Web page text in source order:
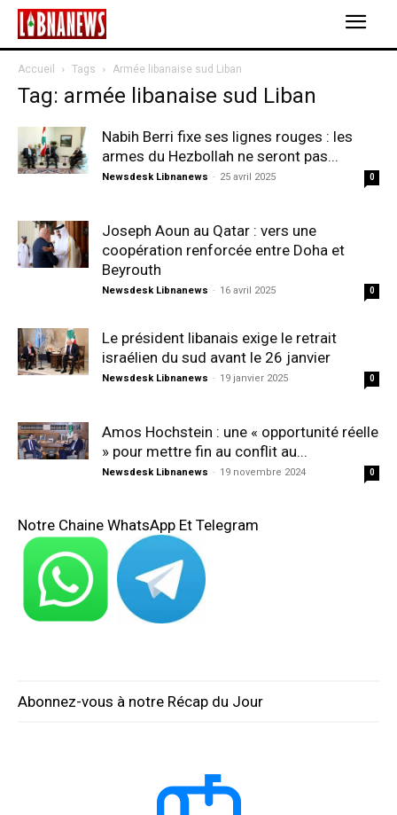
Accueil Tags Armée libanaise sud Liban
Tag: armée libanaise sud Liban
Nabih Berri fixe ses lignes rouges : les
armes du Hezbollah ne seront pas...
Newsdesk Libnanews - 25 avril 2025 0
Joseph Aoun au Qatar : vers une
coopération renforcée entre Doha et
Beyrouth
Newsdesk Libnanews - 16 avril 2025 0
Le président libanais exige le retrait
israélien du sud avant le 26 janvier
Newsdesk Libnanews - 19 janvier 2025 0
Amos Hochstein : une « opportunité réelle
» pour mettre fin au conflit au...
Newsdesk Libnanews - 19 novembre 2024 0
Notre Chaine WhatsApp Et Telegram
Abonnez-vous à notre Récap du Jour